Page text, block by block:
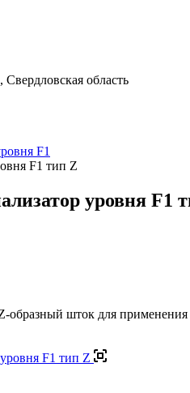
область
F1
F1 тип Z
уровня F1
образный шток для